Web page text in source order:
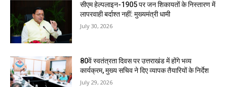
सीएम हेल्पलाइन-1905 पर जन शिकायतों के निस्तारण में
लापरवाही बर्दाश्त नहीं: मुख्यमंत्री धामी
July 30, 2026
80वें स्वतंत्रता दिवस पर उत्तराखंड में होंगे भव्य
कार्यक्रम, मुख्य सचिव ने दिए व्यापक तैयारियों के निर्देश
July 29, 2026